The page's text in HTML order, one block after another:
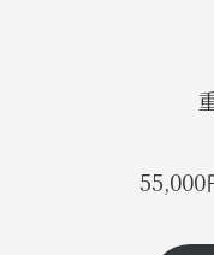
55,000